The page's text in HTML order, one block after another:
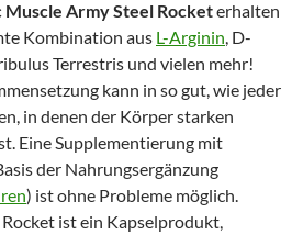
Muscle Army Steel Rocketerhalten
Kombination aus L-Arginin, D-
Terrestris und vielen mehr!
kann in so gut, wie jeder
in denen der Körper starken
Eine Supplementierung mit
der Nahrungsergänzung
) ist ohne Probleme möglich.
ist ein Kapselprodukt,